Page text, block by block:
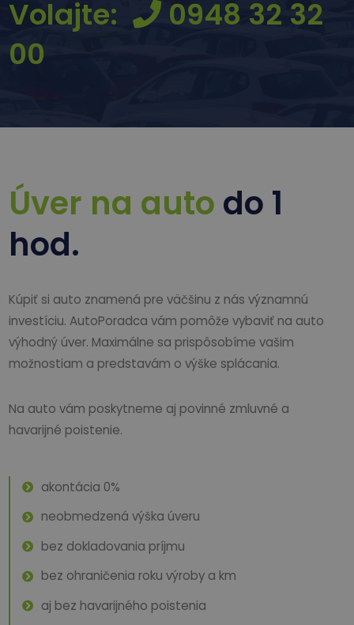
Volajte:
0948 32 32
00
Úver na auto do 1
hod.
Kúpiť si auto znamená pre väčšinu z nás významnú
investíciu. AutoPoradca vám pomôže vybaviť na auto
výhodný úver. Maximálne sa prispôsobíme vašim
možnostiam a predstavám o výške splácania.
Na auto vám poskytneme aj povinné zmluvné a
havarijné poistenie.
akontácia 0%
neobmedzená výška úveru
bez dokladovania príjmu
bez ohraničenia roku výroby a km
aj bez havarijného poistenia